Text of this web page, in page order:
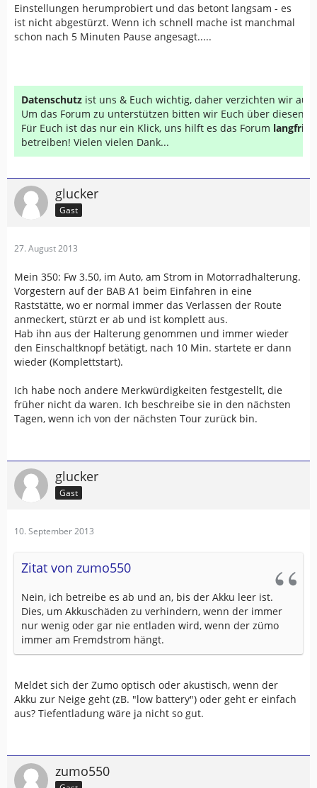
Einstellungen herumprobiert und das betont langsam - es
ist nicht abgestürzt. Wenn ich schnell mache ist manchmal
schon nach 5 Minuten Pause angesagt.....
Datenschutz ist uns & Euch wichtig, daher verzichten wir auf
Um das Forum zu unterstützen bitten wir Euch über diesen
Für Euch ist das nur ein Klick, uns hilft es das Forum
betreiben! Vielen vielen Dank...
glucker
Gast
27. August 2013
Mein 350: Fw 3.50, im Auto, am Strom in Motorradhalterung.
Vorgestern auf der BAB A1 beim Einfahren in eine
Raststätte, wo er normal immer das Verlassen der Route
anmeckert, stürzt er ab und ist komplett aus.
Hab ihn aus der Halterung genommen und immer wieder
den Einschaltknopf betätigt, nach 10 Min. startete er dann
wieder (Komplettstart).
Ich habe noch andere Merkwürdigkeiten festgestellt, die
früher nicht da waren. Ich beschreibe sie in den nächsten
Tagen, wenn ich von der nächsten Tour zurück bin.
glucker
Gast
10. September 2013
Zitat von zumo550
Nein, ich betreibe es ab und an, bis der Akku leer ist.
Dies, um Akkuschäden zu verhindern, wenn der immer
nur wenig oder gar nie entladen wird, wenn der zümo
immer am Fremdstrom hängt.
Meldet sich der Zumo optisch oder akustisch, wenn der
Akku zur Neige geht (zB. "low battery") oder geht er einfach
aus? Tiefentladung wäre ja nicht so gut.
zumo550